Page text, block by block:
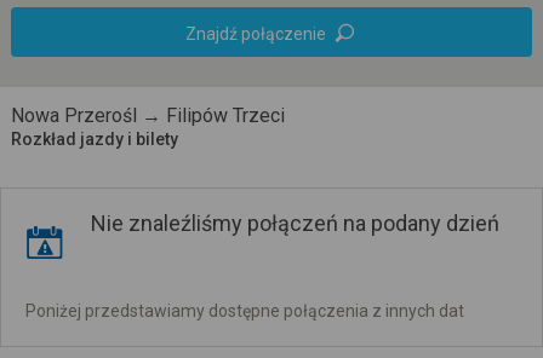
Znajdź połączenie
Nowa Przerośl → Filipów Trzeci
Rozkład jazdy i bilety
Nie znaleźliśmy połączeń na podany dzień
Poniżej przedstawiamy dostępne połączenia z innych dat